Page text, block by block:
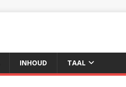
INHOUD TAAL